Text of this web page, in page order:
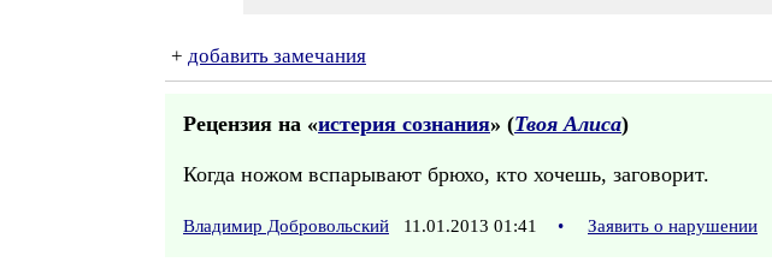
+ добавить замечания
Рецензия на «истерия сознания» (Твоя Алиса)
Когда ножом вспарывают брюхо, кто хочешь, заговорит.
Владимир Добровольский 11.01.2013 01:41 • Заявить о нарушении